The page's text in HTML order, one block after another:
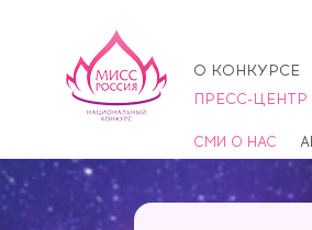
О КОНКУРСЕ
ПРЕСС-ЦЕНТР
СМИ О НАС